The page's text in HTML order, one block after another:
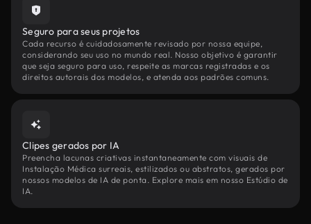
Seguro para seus projetos
Cada recurso é cuidadosamente revisado por nossa equipe,
considerando seu uso no mundo real. Nosso objetivo é garantir
que seja seguro para uso, respeite as marcas registradas e os
direitos autorais dos modelos, e atenda aos padrões comuns.
Clipes gerados por IA
Preencha lacunas criativas instantaneamente com visuais de
Instalação Médica surreais, estilizados ou abstratos, gerados por
nossos modelos de IA de ponta. Explore mais em nosso Estúdio de
IA.